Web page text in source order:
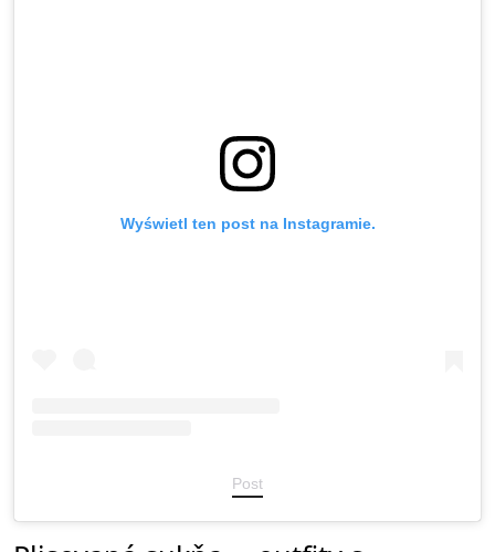
Wyświetl ten post na Instagramie.
Post